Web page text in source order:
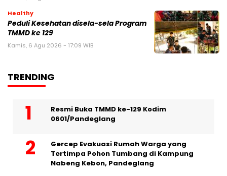
Healthy
Peduli Kesehatan disela-sela Program
TMMD ke 129
Kamis, 6 Agu 2026 - 17:09 WIB
TRENDING
Resmi Buka TMMD ke-129 Kodim
0601/Pandeglang
Gercep Evakuasi Rumah Warga yang
Tertimpa Pohon Tumbang di Kampung
Nabeng Kebon, Pandeglang